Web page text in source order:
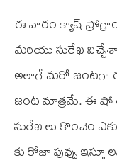
ఈ వారం క్యాష్
మరియు సురేఖ
అలాగే మరో జంటగా రవి
జంట మాత్రమే. ఈ షో
సురేఖ లు కొంచెం
కు రోజా పువ్వు